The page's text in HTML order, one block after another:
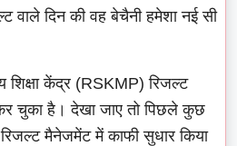
वाले दिन की वह बेचैनी हमेशा नई सी
शिक्षा केंद्र (RSKMP) रिजल्ट
कर चुका है। देखा जाए तो पिछले कुछ
रिजल्ट मैनेजमेंट में काफी सुधार किया